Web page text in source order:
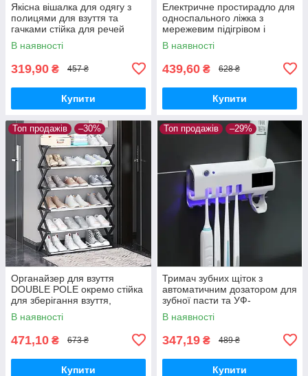
Якісна вішалка для одягу з
полицями для взуття та
гачками стійка для речей
стелаж Чорна
В наявності
319,90 ₴ 457 ₴
Купити
Електричне простирадло для
односпального ліжка з
мережевим підігрівом і
регульованою
температурою, 150×70 см
В наявності
439,60 ₴ 628 ₴
Купити
Топ продажів –30%
Органайзер для взуття
DOUBLE POLE окремо стійка
для зберігання взуття,
високий органайзер
В наявності
471,10 ₴ 673 ₴
Купити
Топ продажів –29%
Тримач зубних щіток з
автоматичним дозатором для
зубної пасти та УФ-
Стерилізатор 3 в 1
В наявності
347,19 ₴ 489 ₴
Купити